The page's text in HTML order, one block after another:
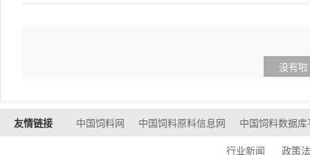
没有
友情链接 中国饲料网 中国饲料原料信息网
中国饲料数据库
行业新闻
政策